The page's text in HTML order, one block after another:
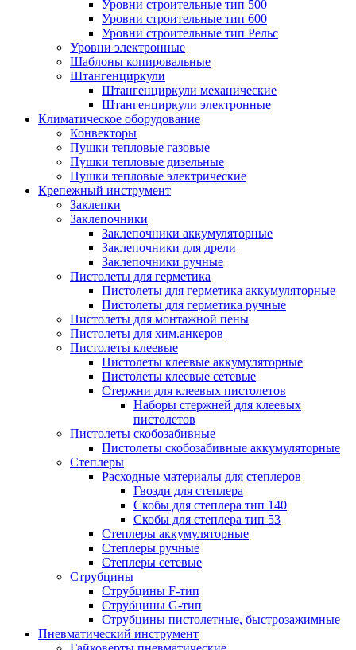
Уровни строительные тип 500
Уровни строительные тип 600
Уровни строительные тип Рельс
Уровни электронные
Шаблоны копировальные
Штангенциркули
Штангенциркули механические
Штангенциркули электронные
Климатическое оборудование
Конвекторы
Пушки тепловые газовые
Пушки тепловые дизельные
Пушки тепловые электрические
Крепежный инструмент
Заклепки
Заклепочники
Заклепочники аккумуляторные
Заклепочники для дрели
Заклепочники ручные
Пистолеты для герметика
Пистолеты для герметика аккумуляторные
Пистолеты для герметика ручные
Пистолеты для монтажной пены
Пистолеты для хим.анкеров
Пистолеты клеевые
Пистолеты клеевые аккумуляторные
Пистолеты клеевые сетевые
Стержни для клеевых пистолетов
Наборы стержней для клеевых
пистолетов
Пистолеты скобозабивные
Пистолеты скобозабивные аккумуляторные
Степлеры
Расходные материалы для степлеров
Гвозди для степлера
Скобы для степлера тип 140
Скобы для степлера тип 53
Степлеры аккумуляторные
Степлеры ручные
Степлеры сетевые
Струбцины
Струбцины F-тип
Струбцины G-тип
Струбцины пистолетные, быстрозажимные
Пневматический инструмент